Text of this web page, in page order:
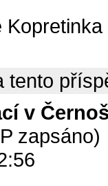
Kopretinka
tento
v
zapsáno)